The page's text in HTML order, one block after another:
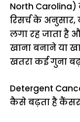
North Carolina)
रिसर्च के अनुसार,
लगा रह जाता है
खाना बनाने या
खतरा कई गुना बढ़
Detergent
कैसे बढ़ता है कैंसर